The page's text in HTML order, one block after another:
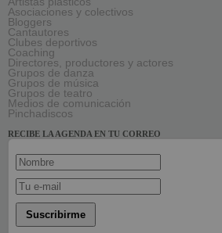
Asociaciones y colectivos
Bloggers
Cantautores
Clubes deportivos
Coaching
Directores, productores y actores
Grupos de danza
Grupos de música
Grupos de teatro
Medios de comunicación
Pinchadiscos
RECIBE LA AGENDA EN TU CORREO
Suscribirme